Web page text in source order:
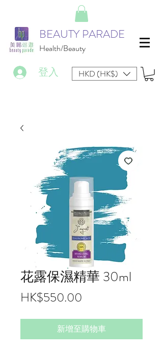
BEAUTY PARADE
Health/Beauty
登入 HKD (HK$)
花露保濕精華 30ml
HK$550.00
格
新增至購物車